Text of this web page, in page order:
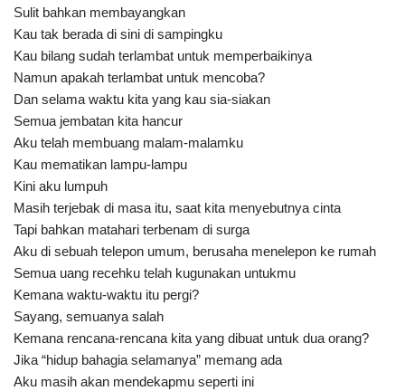
Sulit bahkan membayangkan
Kau tak berada di sini di sampingku
Kau bilang sudah terlambat untuk memperbaikinya
Namun apakah terlambat untuk mencoba?
Dan selama waktu kita yang kau sia-siakan
Semua jembatan kita hancur
Aku telah membuang malam-malamku
Kau mematikan lampu-lampu
Kini aku lumpuh
Masih terjebak di masa itu, saat kita menyebutnya cinta
Tapi bahkan matahari terbenam di surga
Aku di sebuah telepon umum, berusaha menelepon ke rumah
Semua uang recehku telah kugunakan untukmu
Kemana waktu-waktu itu pergi?
Sayang, semuanya salah
Kemana rencana-rencana kita yang dibuat untuk dua orang?
Jika “hidup bahagia selamanya” memang ada
Aku masih akan mendekapmu seperti ini